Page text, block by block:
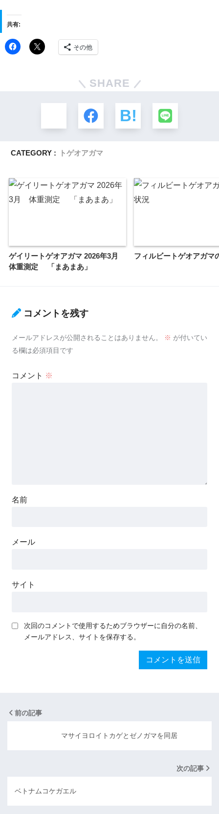
共有:
その他
SHARE
CATEGORY : トゲオアガマ
ゲイリートゲオアガマ 2026年3月
体重測定 「まあまあ」
フィルビートゲオアガマ
コメントを残す
メールアドレスが公開されることはありません。 ※ が付いてい
る欄は必須項目です
コメント ※
名前
メール
サイト
次回のコメントで使用するためブラウザーに自分の名前、
メールアドレス、サイトを保存する。
前の記事
マサイヨロイトカゲとゼノガマを同居
次の記事
ベトナムコケガエル